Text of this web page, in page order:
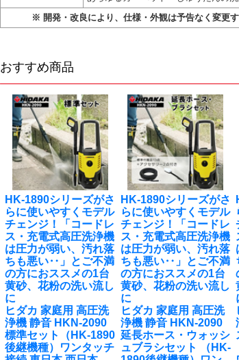
※ 開発・改良により、仕様・外観は予告なく変更
おすすめ商品
HK-1890シリーズがさ
らに使いやすくモデル
チェンジ！「コードレ
ス・充電式高圧洗浄機
は圧力が弱い、汚れ落
ちも悪い‥」とご不満
の方におススメの1台
黄砂、花粉の洗い流し
に
ヒダカ 家庭用 高圧洗
浄機 静音 HKN-2090
標準セット（HK-1890
後継機種）ワンタッチ
HK-1890シリーズがさ
らに使いやすくモデル
チェンジ！「コードレ
ス・充電式高圧洗浄機
は圧力が弱い、汚れ落
ちも悪い‥」とご不満
の方におススメの1台
黄砂、花粉の洗い流し
に
ヒダカ 家庭用 高圧洗
浄機 静音 HKN-2090
延長ホース・ウォッシ
ュブラシセット （HK-